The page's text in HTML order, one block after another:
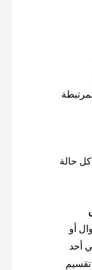
حالة
أو
أحد
تقسيم